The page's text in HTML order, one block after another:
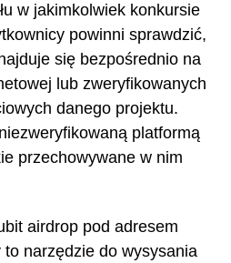
w jakimkolwiek konkursie
powinni sprawdzić,
się bezpośrednio na
lub zweryfikowanych
danego projektu.
platformą
przechowywane w nim
airdrop pod adresem
narzędzie do wysysania